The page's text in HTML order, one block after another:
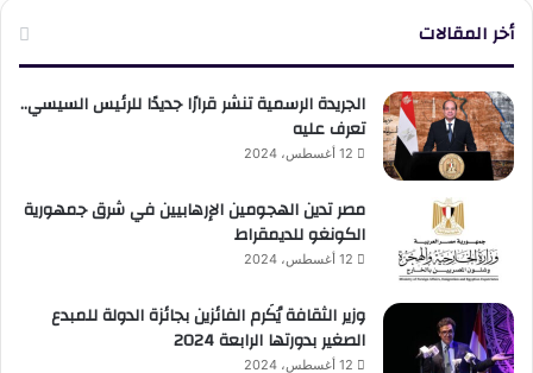
أخر المقالات
الجريدة الرسمية تنشر قرارًا جديدًا للرئيس السيسي..
تعرف عليه
12 أغسطس، 2024
مصر تدين الهجومين الإرهابيين في شرق جمهورية
الكونغو للديمقراط
12 أغسطس، 2024
وزير الثقافة يُكَرم الفائزين بجائزة الدولة للمبدع
الصغير بدورتها الرابعة 2024
12 أغسطس، 2024